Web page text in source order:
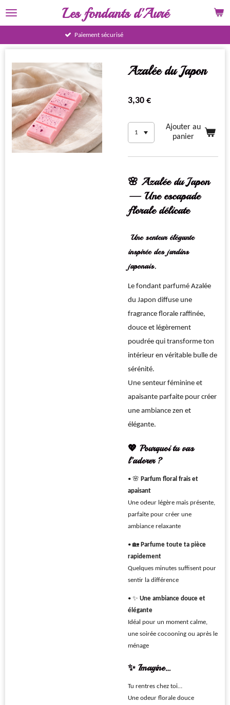
Passer
principal
Les fondants d'Auré
15% BIENVENUE
Azalée du Japon
3,30 €
Ajouter au
panier
🌸 Azalée du Japon
— Une escapade
florale délicate
Une senteur élégante
inspirée des jardins
japonais.
Le fondant parfumé Azalée
du Japon diffuse une
fragrance florale raffinée,
douce et légèrement
poudrée qui transforme ton
intérieur en véritable bulle de
sérénité.
Une senteur féminine et
apaisante parfaite pour créer
une ambiance zen et
élégante.
💖 Pourquoi tu vas
l’adorer ?
• 🌸 Parfum floral frais et
apaisant
Une odeur légère mais présente,
parfaite pour créer une
ambiance relaxante
• 🏡 Parfume toute ta pièce
rapidement
Quelques minutes suffisent pour
sentir la différence
• ✨ Une ambiance douce et
élégante
Idéal pour un moment calme,
une soirée cocooning ou après le
ménage
✨ Imagine…
Tu rentres chez toi…
Une odeur florale douce